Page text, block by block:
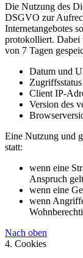
Die Nutzung des
DSGVO zur
Internetangebotes
protokolliert. Dabei
von 7 Tagen
Datum und
Client IP-
Version des
Eine Nutzung und
statt:
wenn eine
Anspruch
wenn eine
wenn
Nach oben
4. Cookies